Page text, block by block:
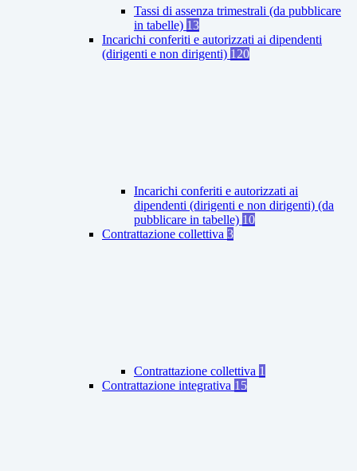
Tassi di assenza trimestrali (da pubblicare
in tabelle) 13
Incarichi conferiti e autorizzati ai dipendenti
(dirigenti e non dirigenti) 120
Incarichi conferiti e autorizzati ai
dipendenti (dirigenti e non dirigenti) (da
pubblicare in tabelle) 10
Contrattazione collettiva 3
Contrattazione collettiva 1
Contrattazione integrativa 15